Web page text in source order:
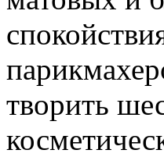
творить